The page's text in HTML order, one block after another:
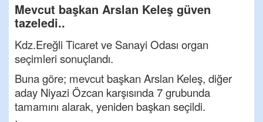
Mevcut başkan Arslan Keleş güven
tazeledi..
Kdz.Ereğli Ticaret ve Sanayi Odası organ
seçimleri sonuçlandı.
Buna göre; mevcut başkan Arslan Keleş, diğer
aday Niyazi Özcan karşısında 7 grubunda
tamamını alarak, yeniden başkan seçildi.